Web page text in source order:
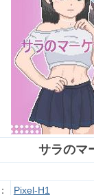
サラのマ
Pixel-H1